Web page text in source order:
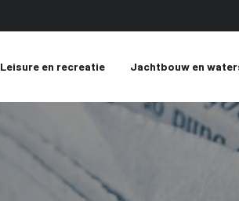
Leisure en recreatie Jachtbouw en